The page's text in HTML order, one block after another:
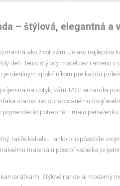
– štýlová, elegantná a
ako život sám. Je ako najlepšia
deň. Tento štýlový model cez rameno v
ideálnym spoločníkom pre každú
na dotyk, vám TAS Fernanda
starostlivo spracovanému
všetko potrebné – malú
takže kabelku ľahko prispôsobíte
materiálu pôsobí kabelka
štýlové rande aj moderný